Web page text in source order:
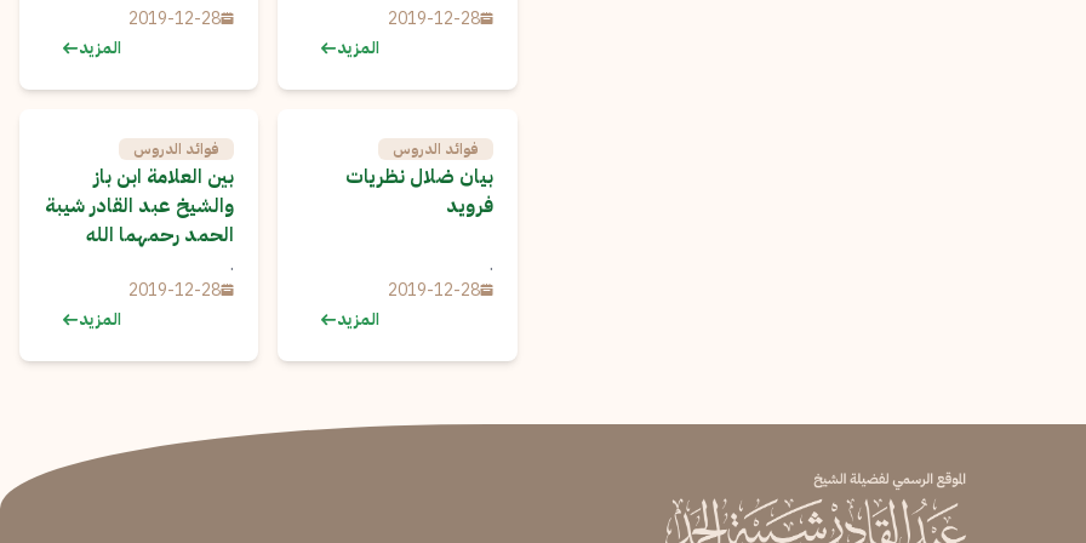
2019-12-28
المزيد
2019-12-28
المزيد
فوائد الدروس
بيان ضلال نظريات
فرويد
.
2019-12-28
المزيد
فوائد الدروس
بين العلامة ابن باز
والشيخ عبد القادر شيبة
الحمد رحمهما الله
.
2019-12-28
المزيد